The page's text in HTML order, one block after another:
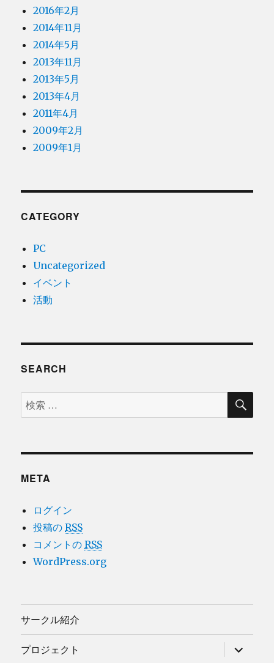
2016年2月
2014年11月
2014年5月
2013年11月
2013年5月
2013年4月
2011年4月
2009年2月
2009年1月
CATEGORY
PC
Uncategorized
イベント
活動
SEARCH
検
索
象:
検
META
ログイン
投稿のRSS
コメントのRSS
WordPress.org
サークル紹介
プロジェクト サ
ブ